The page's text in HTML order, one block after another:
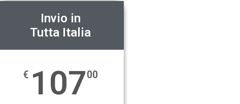
Invio in
Tutta Italia
€ 10700